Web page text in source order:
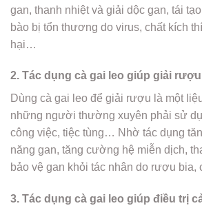
gan, thanh nhiệt và giải dộc gan, tái
bào bị tổn thương do virus, chất kích
hại…
2. Tác dụng cà gai leo giúp giải rượu
Dùng cà gai leo để giải rượu là một
những người thường xuyên phải sử
công việc, tiệc tùng… Nhờ tác dụng
năng gan, tăng cường hệ miễn dịch,
bảo vệ gan khỏi tác nhân do rượu bia,
3. Tác dụng cà gai leo giúp điều trị